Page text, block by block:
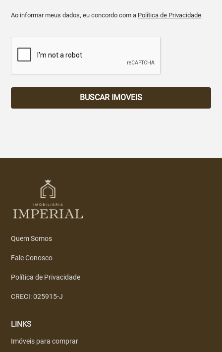
Ao informar meus dados, eu concordo com a Política de Privacidade.
BUSCAR IMOVEIS
Quem Somos
Fale Conosco
Política de Privacidade
CRECI: 025915-J
LINKS
Imóveis para comprar